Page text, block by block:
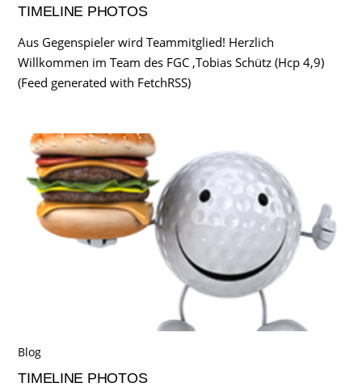
TIMELINE PHOTOS
Aus Gegenspieler wird Teammitglied! Herzlich
Willkommen im Team des FGC ,Tobias Schütz (Hcp 4,9)
(Feed generated with FetchRSS)
Blog
TIMELINE PHOTOS